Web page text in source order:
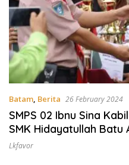
Batam, Berita 26 February 2024
SMPS 02 Ibnu Sina
SMK Hidayatullah Batu
Lkfavor